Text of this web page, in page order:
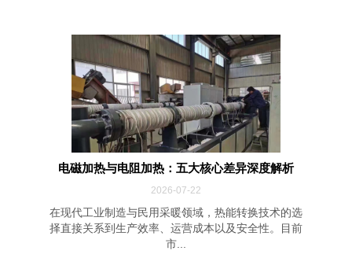
电磁加热与电阻加热：五大核心差异深度解析
2026-07-22
在现代工业制造与民用采暖领域，热能转换技术的选
择直接关系到生产效率、运营成本以及安全性。目前
市...